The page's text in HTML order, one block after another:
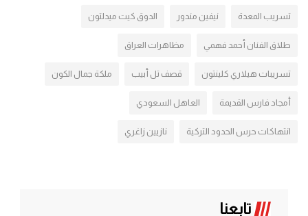
تسريب المعدة نيفين مندور الدوق كيت ميدلتون
طلاق الفنان أحمد فهمي مظاهرات العراق
تسريبات هيلاري كلينتون قصف تل أبيب ملكة جمال الكون
أمجاد فارس القديمة العاهل السعودي
انتهاكات حرس الحدود التركية نازيين زاغري
تابعنا